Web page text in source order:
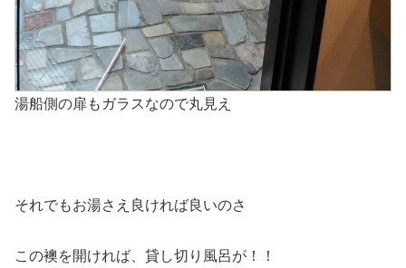
湯船側の扉もガラスなので丸見え
それでもお湯さえ良ければ良いのさ
この襖を開ければ、貸し切り風呂が！！